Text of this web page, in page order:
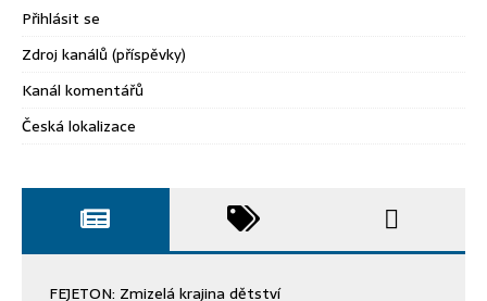
Přihlásit se
Zdroj kanálů (příspěvky)
Kanál komentářů
Česká lokalizace
FEJETON: Zmizelá krajina dětství